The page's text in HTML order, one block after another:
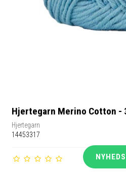
Hjertegarn Merino Cotton -
Hjertegarn
14453317